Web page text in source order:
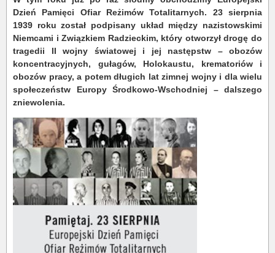
Dzień Pamięci Ofiar Reżimów Totalitarnych. 23 sierpnia
1939 roku został podpisany układ między nazistowskimi
Niemcami i Związkiem Radzieckim, który otworzył drogę do
tragedii II wojny światowej i jej następstw – obozów
koncentracyjnych, gułagów, Holokaustu, krematoriów i
obozów pracy, a potem długich lat zimnej wojny i dla wielu
społeczeństw Europy Środkowo-Wschodniej – dalszego
zniewolenia.